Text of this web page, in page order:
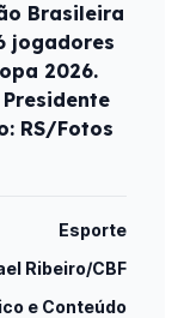
Brasileira
jogadores
2026.
RS/Fotos
Esporte
Ribeiro/CBF
e Conteúdo